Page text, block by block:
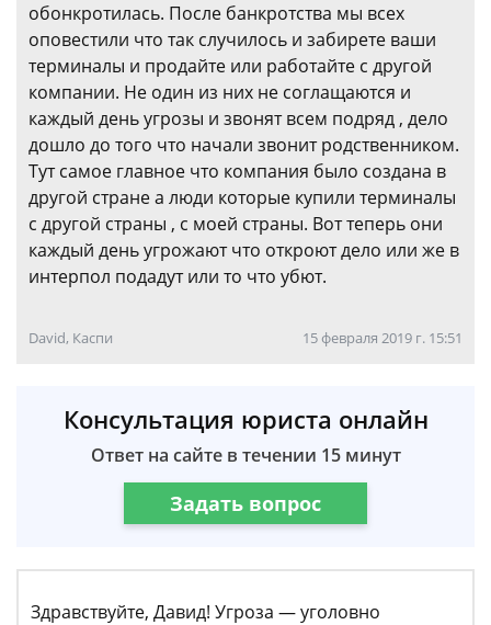
обонкротилась. После банкротства мы всех
оповестили что так случилось и забирете ваши
терминалы и продайте или работайте с другой
компании. Не один из них не соглащаются и
каждый день угрозы и звонят всем подряд , дело
дошло до того что начали звонит родственником.
Тут самое главное что компания было создана в
другой стране а люди которые купили терминалы
с другой страны , с моей страны. Вот теперь они
каждый день угрожают что откроют дело или же в
интерпол подадут или то что убют.
David, Каспи 15 февраля 2019 г. 15:51
Консультация юриста онлайн
Ответ на сайте в течении 15 минут
Задать вопрос
Здравствуйте, Давид! Угроза — уголовно